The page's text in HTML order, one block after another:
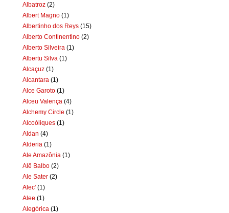
Albatroz (2)
Albert Magno (1)
Albertinho dos Reys (15)
Alberto Continentino (2)
Alberto Silveira (1)
Albertu Silva (1)
Alcaçuz (1)
Alcantara (1)
Alce Garoto (1)
Alceu Valença (4)
Alchemy Circle (1)
Alcoóliques (1)
Aldan (4)
Alderia (1)
Ale Amazônia (1)
Alê Balbo (2)
Ale Sater (2)
Alec' (1)
Alee (1)
Alegórica (1)